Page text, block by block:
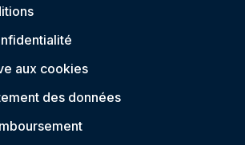
aux cookies
des données